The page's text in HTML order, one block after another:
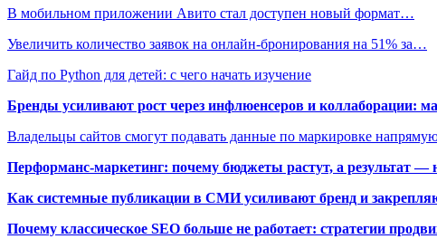
В мобильном приложении Авито стал доступен новый формат…
Увеличить количество заявок на онлайн-бронирования на 51% за…
Гайд по Python для детей: с чего начать изучение
Бренды усиливают рост через инфлюенсеров и коллаборации:
Владельцы сайтов смогут подавать данные по маркировке
Перформанс-маркетинг: почему бюджеты растут, а результат —
Как системные публикации в СМИ усиливают бренд и
Почему классическое SEO больше не работает: стратегии